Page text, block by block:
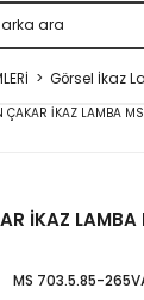
Onyx
Görsel İkaz
İKAZ
MS 703.5.85-